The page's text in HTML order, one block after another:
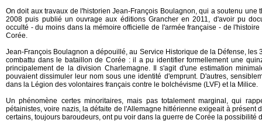
On doit aux travaux de l'historien Jean-François Boulagnon, qui a soutenu une
2008 puis publié un ouvrage aux éditions Grancher en 2011, d'avoir pu
occulté - du moins dans la mémoire officielle de l'armée française - de
Corée.
Jean-François Boulagnon a dépouillé, au Service Historique de la Défense, les
combattu dans le bataillon de Corée : il a pu identifier formellement une
principalement de la division Charlemagne. Il s'agit d'une estimation
pouvaient dissimuler leur nom sous une identité d'emprunt. D'autres,
dans la Légion des volontaires français contre le bolchévisme (LVF) et la Milice.
Un phénomène certes minoritaires, mais pas totalement marginal, qui
pétainistes, voire nazis, la défaite de l'Allemagne hitlérienne exigeait à présent
certains, toujours baroudeurs, ont pu voir dans la guerre de Corée la possibilité